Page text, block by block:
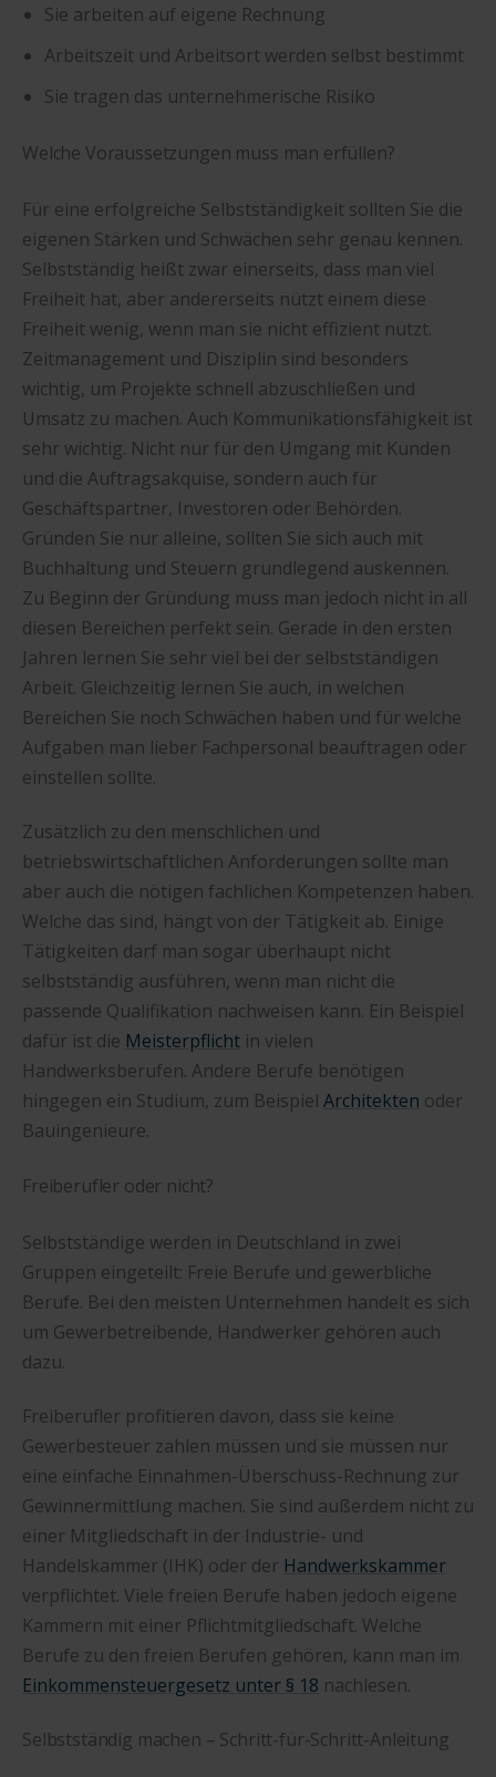
Sie arbeiten auf eigene Rechnung
Arbeitszeit und Arbeitsort werden selbst bestimmt
Sie tragen das unternehmerische Risiko
Welche Voraussetzungen muss man erfüllen?
Für eine erfolgreiche Selbstständigkeit sollten Sie die
eigenen Stärken und Schwächen sehr genau kennen.
Selbstständig heißt zwar einerseits, dass man viel
Freiheit hat, aber andererseits nützt einem diese
Freiheit wenig, wenn man sie nicht effizient nutzt.
Zeitmanagement und Disziplin sind besonders
wichtig, um Projekte schnell abzuschließen und
Umsatz zu machen. Auch Kommunikationsfähigkeit ist
sehr wichtig. Nicht nur für den Umgang mit Kunden
und die Auftragsakquise, sondern auch für
Geschäftspartner, Investoren oder Behörden.
Gründen Sie nur alleine, sollten Sie sich auch mit
Buchhaltung und Steuern grundlegend auskennen.
Zu Beginn der Gründung muss man jedoch nicht in all
diesen Bereichen perfekt sein. Gerade in den ersten
Jahren lernen Sie sehr viel bei der selbstständigen
Arbeit. Gleichzeitig lernen Sie auch, in welchen
Bereichen Sie noch Schwächen haben und für welche
Aufgaben man lieber Fachpersonal beauftragen oder
einstellen sollte.
Zusätzlich zu den menschlichen und
betriebswirtschaftlichen Anforderungen sollte man
aber auch die nötigen fachlichen Kompetenzen haben.
Welche das sind, hängt von der Tätigkeit ab. Einige
Tätigkeiten darf man sogar überhaupt nicht
selbstständig ausführen, wenn man nicht die
passende Qualifikation nachweisen kann. Ein Beispiel
dafür ist die Meisterpflicht in vielen
Handwerksberufen. Andere Berufe benötigen
hingegen ein Studium, zum Beispiel Architekten oder
Bauingenieure.
Freiberufler oder nicht?
Selbstständige werden in Deutschland in zwei
Gruppen eingeteilt: Freie Berufe und gewerbliche
Berufe. Bei den meisten Unternehmen handelt es sich
um Gewerbetreibende, Handwerker gehören auch
dazu.
Freiberufler profitieren davon, dass sie keine
Gewerbesteuer zahlen müssen und sie müssen nur
eine einfache Einnahmen-Überschuss-Rechnung zur
Gewinnermittlung machen. Sie sind außerdem nicht zu
einer Mitgliedschaft in der Industrie- und
Handelskammer (IHK) oder der Handwerkskammer
verpflichtet. Viele freien Berufe haben jedoch eigene
Kammern mit einer Pflichtmitgliedschaft. Welche
Berufe zu den freien Berufen gehören, kann man im
Einkommensteuergesetz unter § 18 nachlesen.
Selbstständig machen – Schritt-für-Schritt-Anleitung